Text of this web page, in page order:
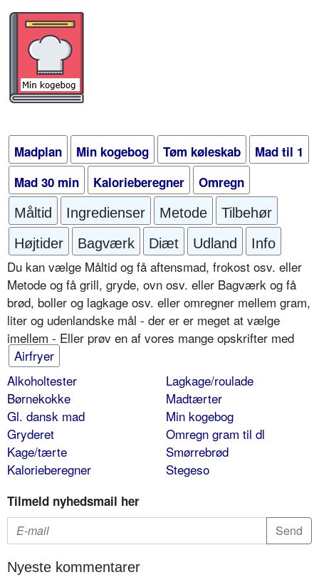
Madplan Min kogebog Tøm køleskab
Mad til 1
Mad 30 min
Kalorieberegner Omregn
Måltid Ingredienser Metode
Tilbehør
Højtider
Bagværk Diæt Udland Info
Du kan vælge Måltid og få aftensmad, frokost osv. eller
Metode og få grill, gryde, ovn osv. eller Bagværk og få
brød, boller og lagkage osv. eller omregner mellem gram,
liter og udenlandske mål - der er er meget at vælge
imellem - Eller prøv en af vores mange opskrifter med
Airfryer
Alkoholtester
Børnekokke
Gl. dansk mad
Gryderet
Kage/tærte
Kalorieberegner
Lagkage/roulade
Madtærter
Min kogebog
Omregn gram til dl
Smørrebrød
Stegeso
Tilmeld nyhedsmail her
Nyeste kommentarer